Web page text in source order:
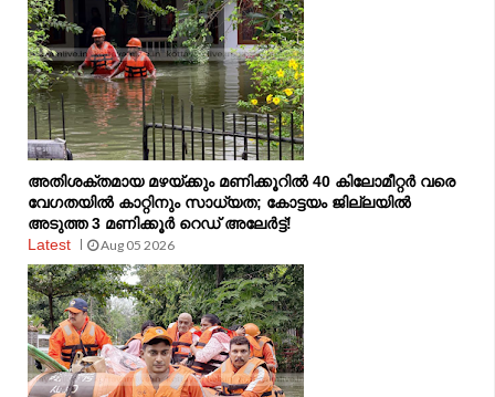
അതിശക്തമായ മഴയ്ക്കും മണിക്കൂറിൽ 40 കിലോമീറ്റർ വരെ
വേഗതയിൽ കാറ്റിനും സാധ്യത; കോട്ടയം ജില്ലയിൽ
അടുത്ത 3 മണിക്കൂർ റെഡ് അലേർട്ട്!
Latest
Aug 05 2026